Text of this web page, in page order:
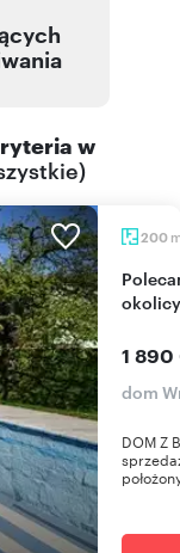
w
)
200
Polecam dom z basenem 200 m² w spokojnej
1 890
dom
DOM Z